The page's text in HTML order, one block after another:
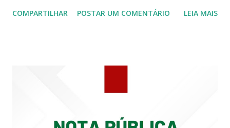
Siqueira Amorim faleceu em 28 de fevereiro e encerrou a
COMPARTILHAR POSTAR UM COMENTÁRIO LEIA MAIS